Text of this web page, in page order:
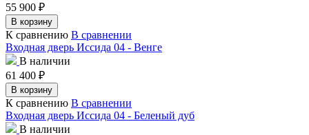
55 900 ₽
В корзину
К сравнению В сравнении
Входная дверь Иссида 04 - Венге
В наличии
61 400 ₽
В корзину
К сравнению В сравнении
Входная дверь Иссида 04 - Беленый дуб
В наличии